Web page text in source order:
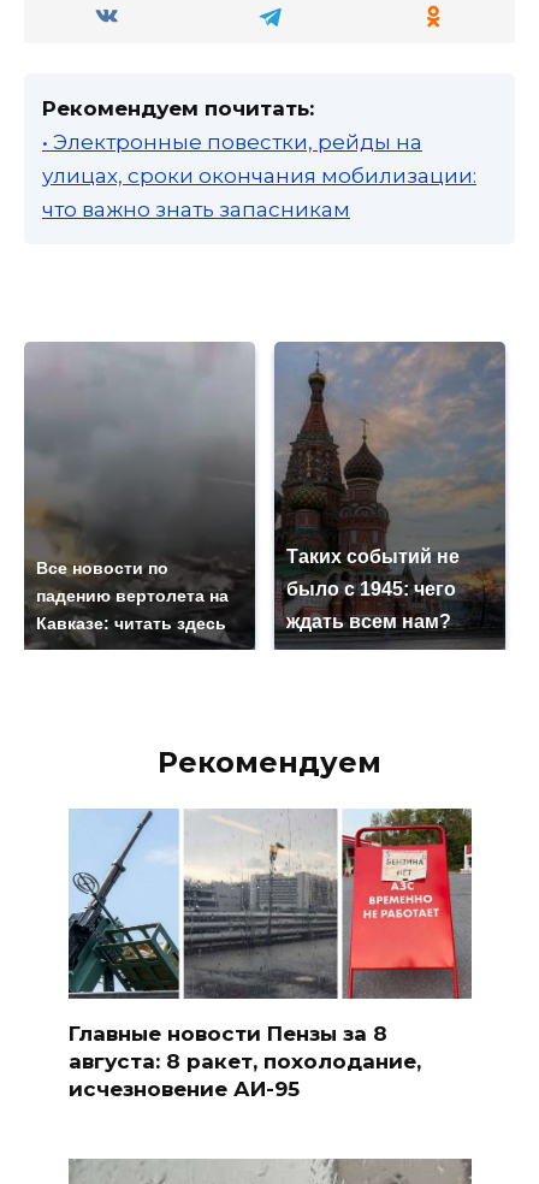
Рекомендуем почитать:
• Электронные повестки, рейды на
улицах, сроки окончания мобилизации:
что важно знать запасникам
Все новости по
падению вертолета на
Кавказе: читать здесь
Таких событий не
было с 1945: чего
ждать всем нам?
Рекомендуем
Главные новости Пензы за 8
августа: 8 ракет, похолодание,
исчезновение АИ-95